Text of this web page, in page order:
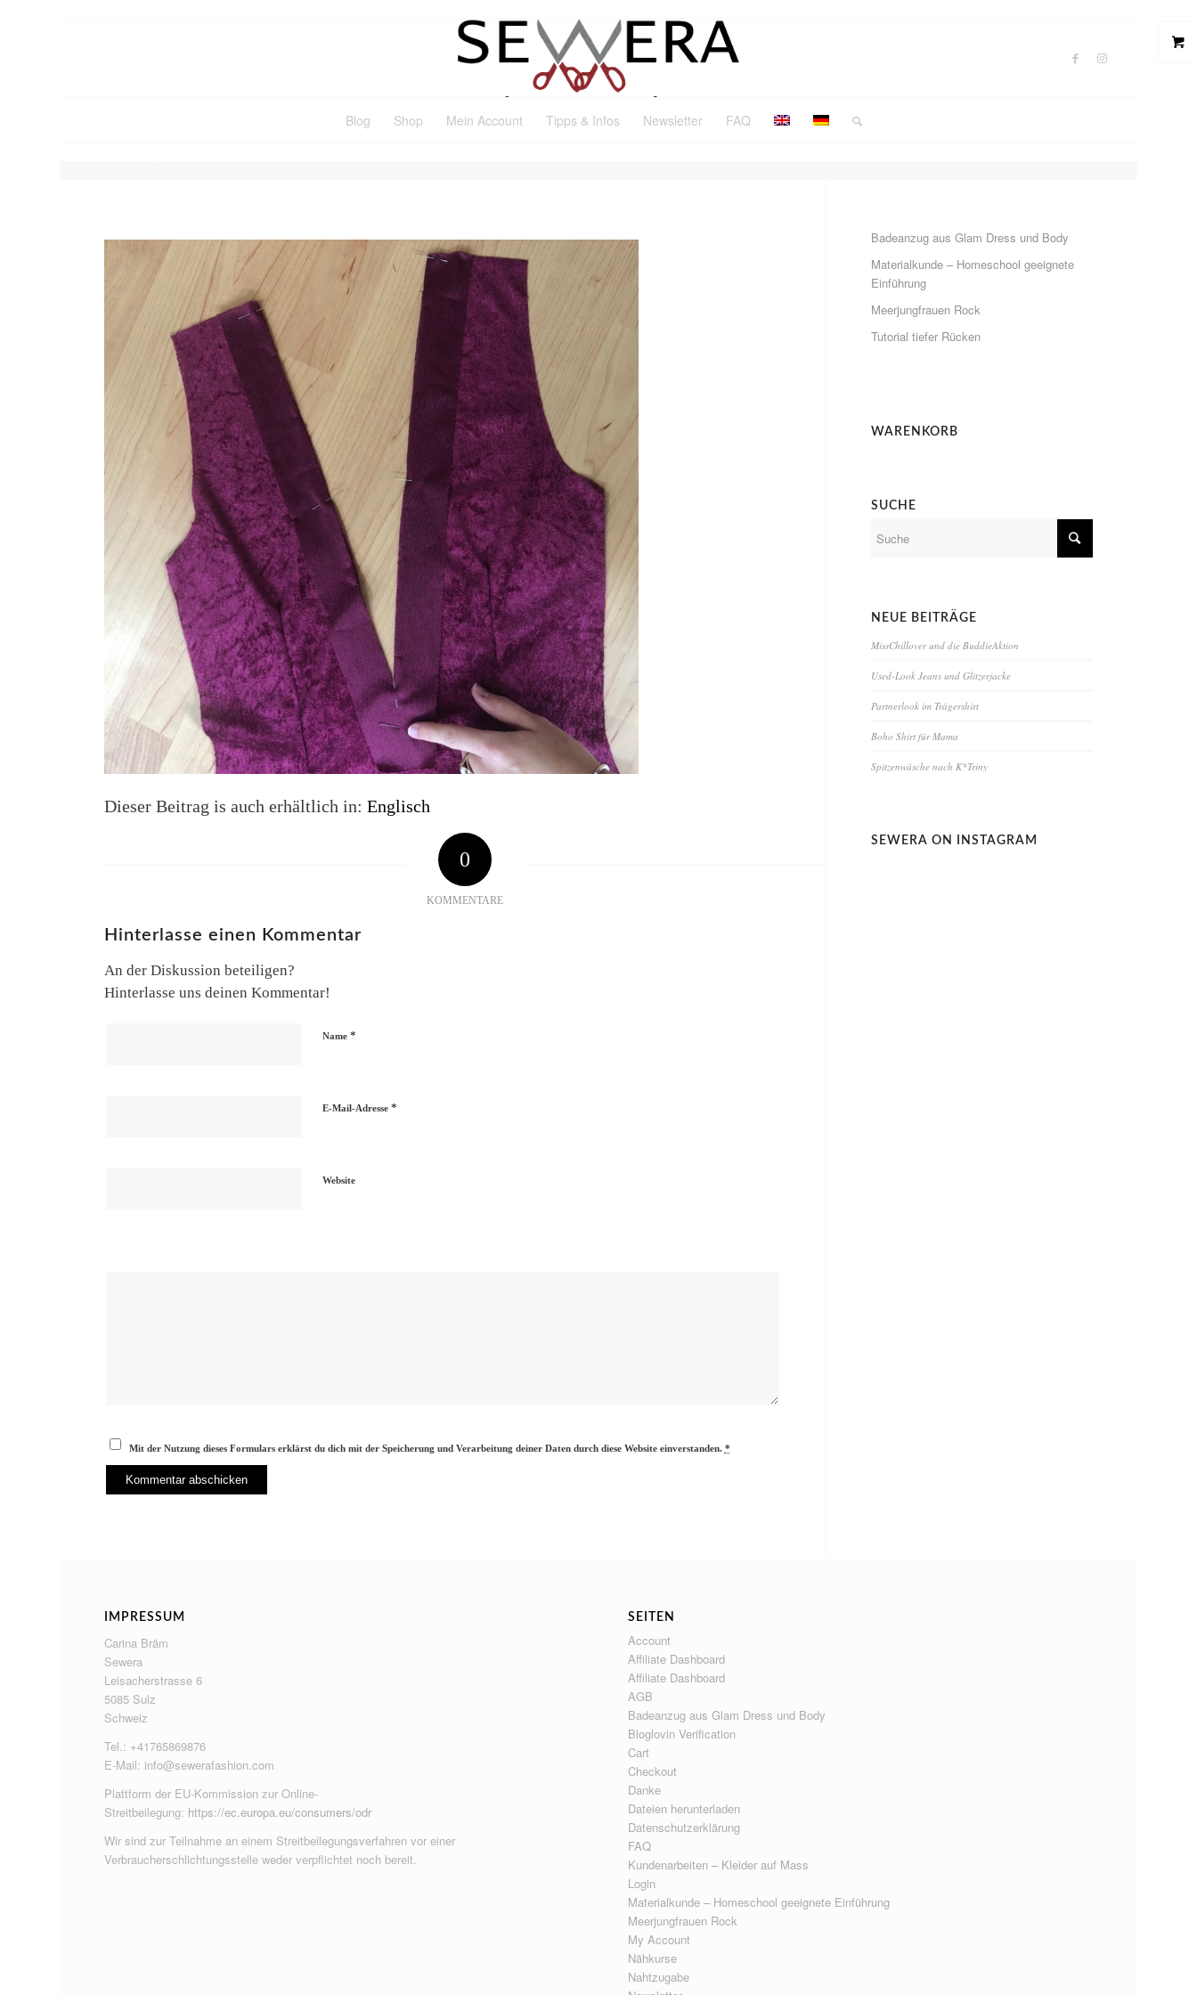
Blog Shop Mein Account Tipps & Infos Newsletter FAQ
Dieser Beitrag is auch erhältlich in:Englisch
0
KOMMENTARE
Hinterlasse einen Kommentar
An der Diskussion beteiligen?
Hinterlasse uns deinen Kommentar!
Name*
E-Mail-Adresse*
Website
Mit der Nutzung dieses Formulars erklärst du dich mit der Speicherung und Verarbeitung deiner Daten durch diese Website einverstanden. *
Badeanzug aus Glam Dress und Body
Materialkunde – Homeschool geeignete
Einführung
Meerjungfrauen Rock
Tutorial tiefer Rücken
WARENKORB
SUCHE
NEUE BEITRÄGE
MissChillover und die BuddieAktion
Used-Look Jeans und Glitzerjacke
Partnerlook im Trägershirt
Boho Shirt für Mama
Spitzenwäsche nach K*Triny
SEWERA ON INSTAGRAM
IMPRESSUM
Carina Bräm
Sewera
Leisacherstrasse 6
5085 Sulz
Schweiz
Tel.: +41765869876
E-Mail: info@sewerafashion.com
Plattform der EU-Kommission zur Online-
Streitbeilegung: https://ec.europa.eu/consumers/odr
Wir sind zur Teilnahme an einem Streitbeilegungsverfahren vor einer
Verbraucherschlichtungsstelle weder verpflichtet noch bereit.
SEITEN
Account
Affiliate Dashboard
Affiliate Dashboard
AGB
Badeanzug aus Glam Dress und Body
Bloglovin Verification
Cart
Checkout
Danke
Dateien herunterladen
Datenschutzerklärung
FAQ
Kundenarbeiten – Kleider auf Mass
Login
Materialkunde – Homeschool geeignete Einführung
Meerjungfrauen Rock
My Account
Nähkurse
Nahtzugabe